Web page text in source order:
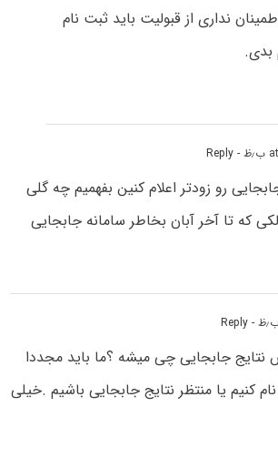
نداری از قبولیت باید ثبت نام
بدی.
- Reply
رو زودتر اعلام کنین بفهمیم چه گلی
که تا آخر آبان بخاطر سامانه جابجایی
- Reply
نتایج جابجایی چی میشه ؟ما باید مجددا
کنیم یا منتظر نتایج جابجایی باشیم .خیلی